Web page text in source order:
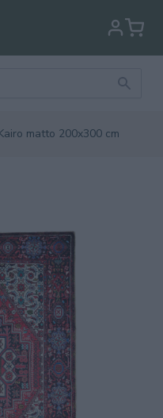
matto 200x300 cm